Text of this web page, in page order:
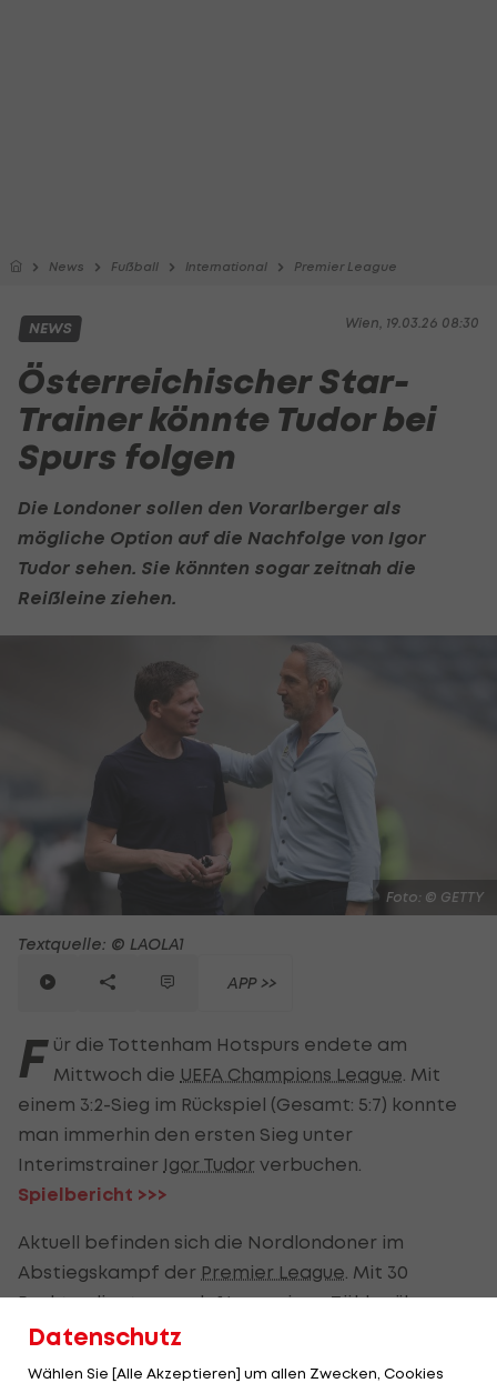
News Fußball International Premier League
Wien, 19.03.26 08:30
NEWS
Österreichischer Star-
Trainer könnte Tudor bei
Spurs folgen
Die Londoner sollen den Vorarlberger als
mögliche Option auf die Nachfolge von Igor
Tudor sehen. Sie könnten sogar zeitnah die
Reißleine ziehen.
Foto: © GETTY
Textquelle: © LAOLA1
APP >>
F ür die Tottenham Hotspurs endete am
Mittwoch die UEFA Champions League . Mit
einem 3:2-Sieg im Rückspiel (Gesamt: 5:7) konnte
man immerhin den ersten Sieg unter
Interimstrainer Igor Tudor verbuchen.
Spielbericht >>>
Aktuell befinden sich die Nordlondoner im
Abstiegskampf der Premier League . Mit 30
Punkten liegt man als 16. nur einen Zähler über
dem Strich.Die Tabelle >>>
Datenschutz
Wählen Sie [Alle Akzeptieren] um allen Zwecken, Cookies